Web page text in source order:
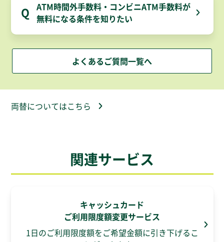
Q
ATM時間外手数料・コンビニATM手数料が
無料になる条件を知りたい
よくあるご質問一覧へ
両替についてはこちら
関連サービス
キャッシュカード
ご利用限度額変更サービス
1日のご利用限度額をご希望金額に引き下げるこ